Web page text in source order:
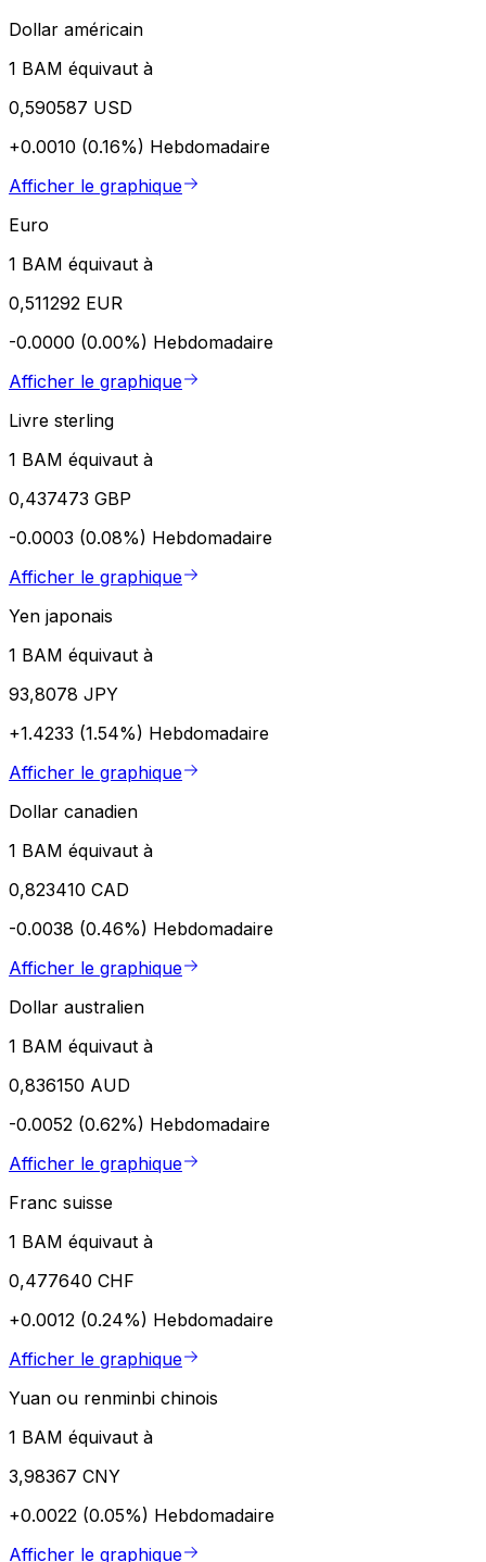
Dollar américain
1 BAM équivaut à
0,590587 USD
+0.0010 (0.16%) Hebdomadaire
Afficher le graphique
Euro
1 BAM équivaut à
0,511292 EUR
-0.0000 (0.00%) Hebdomadaire
Afficher le graphique
Livre sterling
1 BAM équivaut à
0,437473 GBP
-0.0003 (0.08%) Hebdomadaire
Afficher le graphique
Yen japonais
1 BAM équivaut à
93,8078 JPY
+1.4233 (1.54%) Hebdomadaire
Afficher le graphique
Dollar canadien
1 BAM équivaut à
0,823410 CAD
-0.0038 (0.46%) Hebdomadaire
Afficher le graphique
Dollar australien
1 BAM équivaut à
0,836150 AUD
-0.0052 (0.62%) Hebdomadaire
Afficher le graphique
Franc suisse
1 BAM équivaut à
0,477640 CHF
+0.0012 (0.24%) Hebdomadaire
Afficher le graphique
Yuan ou renminbi chinois
1 BAM équivaut à
3,98367 CNY
+0.0022 (0.05%) Hebdomadaire
Afficher le graphique